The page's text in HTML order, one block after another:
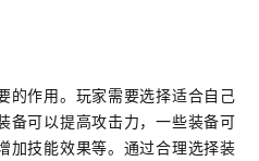
的作用。玩家需要选择适合自己
备可以提高攻击力，一些装备可
加技能效果等。通过合理选择装